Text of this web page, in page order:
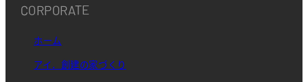
CORPORATE
ホーム
アイ．創建の家づくり